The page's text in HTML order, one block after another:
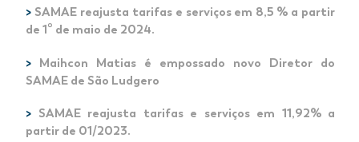
> SAMAE reajusta tarifas e serviços em 8,5 % a partir
de 1º de maio de 2024.
>
Maihcon Matias é empossado novo Diretor do
SAMAE de São Ludgero
> SAMAE reajusta tarifas e serviços em 11,92% a
partir de 01/2023.